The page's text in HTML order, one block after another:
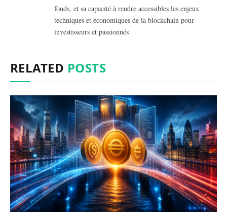
fonds, et sa capacité à rendre accessibles les enjeux
techniques et économiques de la blockchain pour
investisseurs et passionnés
RELATED POSTS